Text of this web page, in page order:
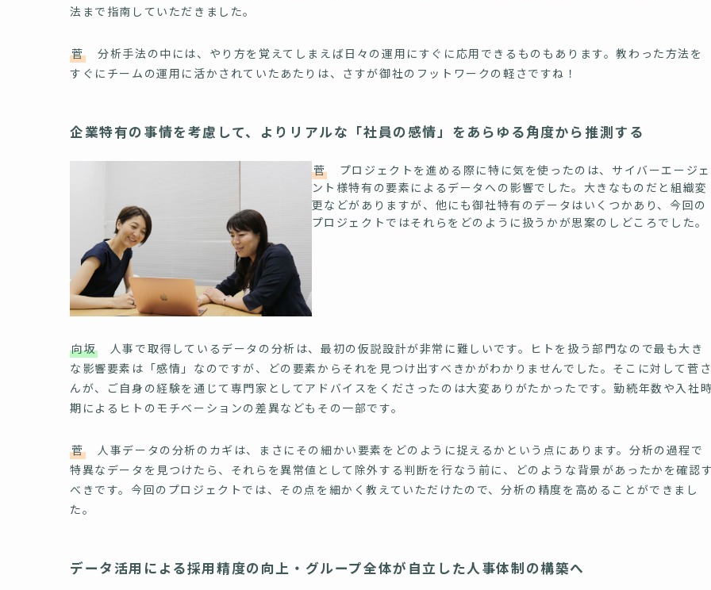
法まで指南していただきました。
菅分析手法の中には、やり方を覚えてしまえば日々の運用にすぐに応用できるものもあります。教わった方法を
すぐにチームの運用に活かされていたあたりは、さすが御社のフットワークの軽さですね！
企業特有の事情を考慮して、よりリアルな「社員の感情」をあらゆる角度から推測する
菅 プロジェクトを進める際に特に気を使ったのは、サイバーエージェ
ント様特有の要素によるデータへの影響でした。大きなものだと組織変
更などがありますが、他にも御社特有のデータはいくつかあり、今回の
プロジェクトではそれらをどのように扱うかが思案のしどころでした。
向坂 人事で取得しているデータの分析は、最初の仮説設計が非常に難しいです。ヒトを扱う部門なので最も大き
な影響要素は「感情」なのですが、どの要素からそれを見つけ出すべきかがわかりませんでした。そこに対して菅
んが、ご自身の経験を通じて専門家としてアドバイスをくださったのは大変ありがたかったです。勤続年数や入社
期によるヒトのモチベーションの差異などもその一部です。
菅人事データの分析のカギは、まさにその細かい要素をどのように捉えるかという点にあります。分析の過程で
特異なデータを見つけたら、それらを異常値として除外する判断を行なう前に、どのような背景があったかを確認
べきです。今回のプロジェクトでは、その点を細かく教えていただけたので、分析の精度を高めることができまし
た。
データ活用による採用精度の向上・グループ全体が自立した人事体制の構築へ